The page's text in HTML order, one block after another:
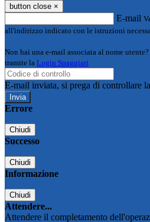
button close ×
E-mail
all'indirizzo indicato con le istruzioni
Non hai una e-mail associata al nome
tramite la Login Spaggiari
E-mail inviata, si prega di controllare
Errore
Chiudi
Successo
Chiudi
Informazione
Chiudi
Attendere...
Attendere il completamento